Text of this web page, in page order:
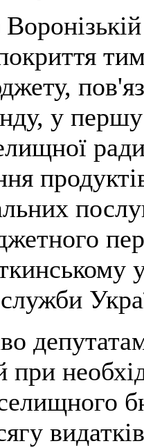
у
при